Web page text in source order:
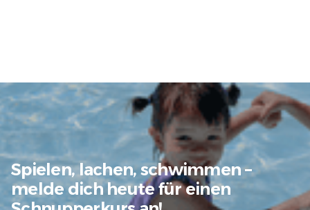
Spielen, lachen, schwimmen –
melde dich heute für einen